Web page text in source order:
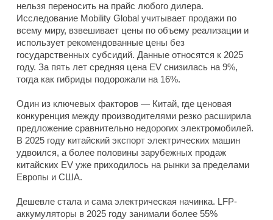
нельзя переносить на прайс любого дилера.
Исследование Mobility Global учитывает продажи по
всему миру, взвешивает цены по объему реализации и
использует рекомендованные цены без
государственных субсидий. Данные относятся к 2025
году. За пять лет средняя цена EV снизилась на 9%,
тогда как гибриды подорожали на 16%.
Один из ключевых факторов — Китай, где ценовая
конкуренция между производителями резко расширила
предложение сравнительно недорогих электромобилей.
В 2025 году китайский экспорт электрических машин
удвоился, а более половины зарубежных продаж
китайских EV уже приходилось на рынки за пределами
Европы и США.
Дешевле стала и сама электрическая начинка. LFP-
аккумуляторы в 2025 году занимали более 55%